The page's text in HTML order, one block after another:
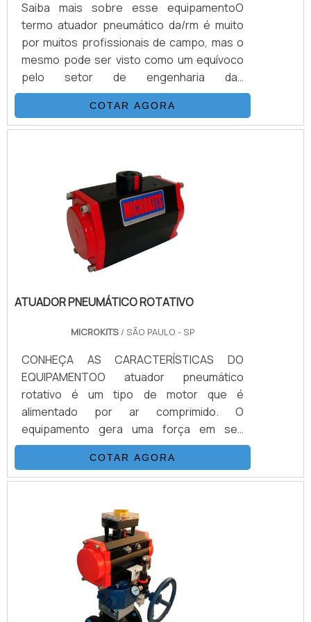
Saiba mais sobre esse equipamentoO
termo atuador pneumático da/rm é muito
por muitos profissionais de campo, mas o
mesmo pode ser visto como um equívoco
pelo setor de engenharia das
empresas.Segundo os especialistas, há
duas possibilidades básicas de
configuração que devem ser definidas no
(DA) e Retorno por mola
(RM):Características da dupla ação (DA)
Necessita de ar comprimido; Só assim
acionará o atuador nos dois sent.
COTAR AGORA
ATUADOR PNEUMÁTICO ROTATIVO
MICROKITS/ SÃO PAULO - SP
CONHEÇA AS CARACTERÍSTICAS DO
EQUIPAMENTOO atuador pneumático
rotativo é um tipo de motor que é
alimentado por ar comprimido. O
equipamento gera uma força em seu
próprio eixo, que é definido como torque.
Sua unidade de medida definida é o newton
x metro, ou N.m e, partindo deste conceito
deste equipamento na automação de
válvulas industriais rotativas.Por conta
disso, ele pode utilizado de diversas
formas, como por exemplo: O atuador
pode ser produzido em .
COTAR AGORA